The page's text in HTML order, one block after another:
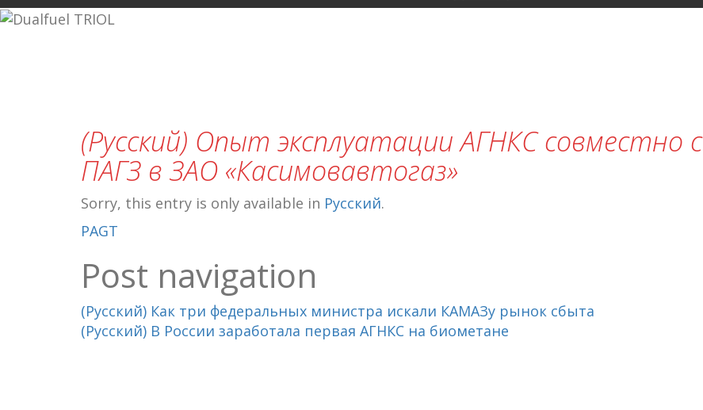
(Русский) Опыт эксплуатации АГНКС совместно с
ПАГЗ в ЗАО «Касимовавтогаз»
Sorry, this entry is only available in Русский.
PAGT
Post navigation
(Русский) Как три федеральных министра искали КАМАЗу рынок сбыта
(Русский) В России заработала первая АГНКС на биометане